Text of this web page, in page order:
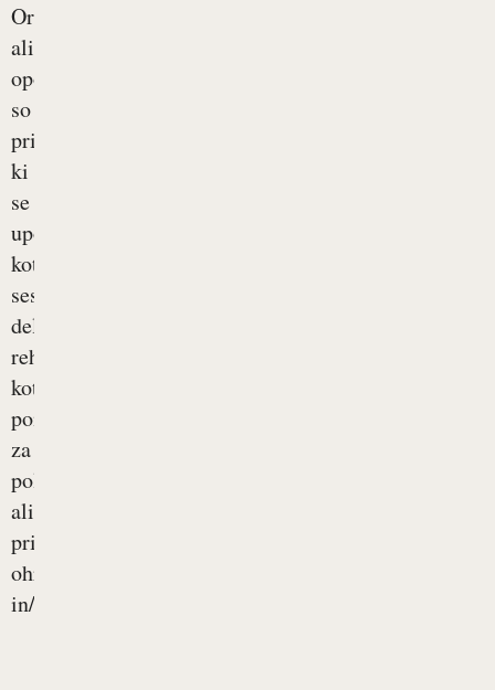
Ortoze
ali
opornice
so
pripomočki,
ki
se
uporabljajo
kot
sestavni
del
rehabilitacije;
kot
pomoč
za
položaj
ali
pri
ohranjanju
in/ali...